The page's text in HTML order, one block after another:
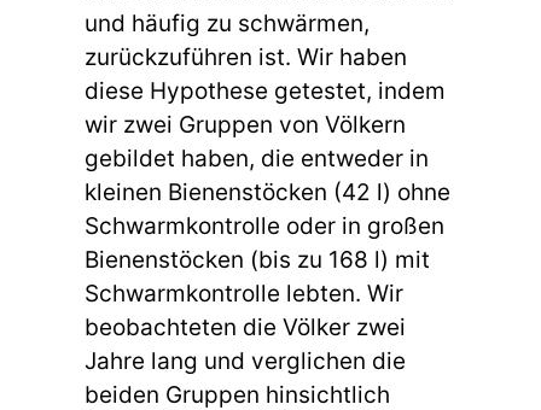
und häufig zu schwärmen,
zurückzuführen ist. Wir haben
diese Hypothese getestet, indem
wir zwei Gruppen von Völkern
gebildet haben, die entweder in
kleinen Bienenstöcken (42 l) ohne
Schwarmkontrolle oder in großen
Bienenstöcken (bis zu 168 l) mit
Schwarmkontrolle lebten. Wir
beobachteten die Völker zwei
Jahre lang und verglichen die
beiden Gruppen hinsichtlich